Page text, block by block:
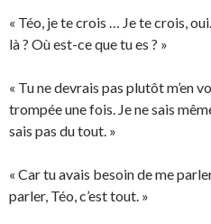
« Téo, je te crois … Je te crois,
là ? Où est-ce que tu es ? »
« Tu ne devrais pas plutôt m’en
trompée une fois. Je ne sais
sais pas du tout. »
« Car tu avais besoin de me
parler, Téo, c’est tout. »